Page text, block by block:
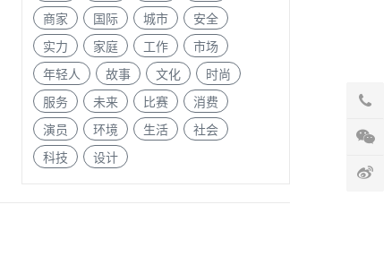
商家
国际 城市
安全
实力
家庭 工作
市场
年轻人
故事 文化
时尚
服务
未来 比赛
消费
演员
环境 生活
社会
科技
设计